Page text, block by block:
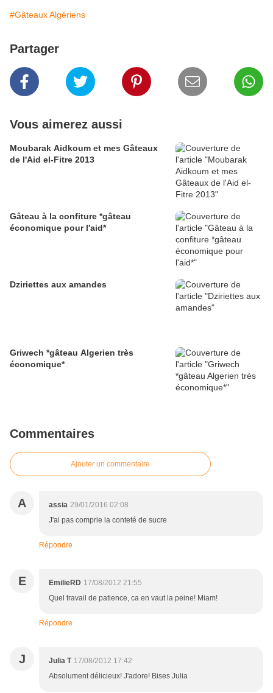
#Gâteaux Algériens
Partager
Vous aimerez aussi
Moubarak Aidkoum et mes Gâteaux
de l'Aid el-Fitre 2013
Gâteau à la confiture *gâteau
économique pour l'aid*
Dziriettes aux amandes
Griwech *gâteau Algerien très
économique*
Commentaires
Ajouter un commentaire
A assia 29/01/2016 02:08
J'ai pas comprie la conteté de sucre
Répondre
E EmilieRD 17/08/2012 21:55
Quel travail de patience, ca en vaut la peine! Miam!
Répondre
J Julia T 17/08/2012 17:42
Absolument délicieux! J'adore! Bises Julia